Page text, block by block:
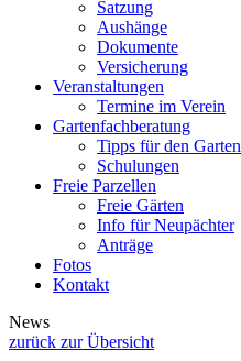
Satzung
Aushänge
Dokumente
Versicherung
Veranstaltungen
Termine im Verein
Gartenfachberatung
Tipps für den Garten
Schulungen
Freie Parzellen
Freie Gärten
Info für Neupächter
Anträge
Fotos
Kontakt
News
zurück zur Übersicht